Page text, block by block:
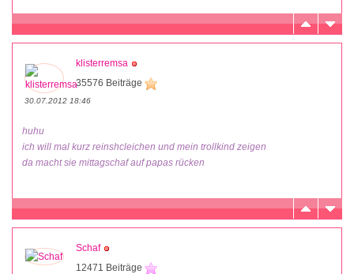
klisterremsa
35576 Beiträge
30.07.2012 18:46
huhu
ich will mal kurz reinshcleichen und mein trollkind zeigen
da macht sie mittagschaf auf papas rücken
Schaf
12471 Beiträge